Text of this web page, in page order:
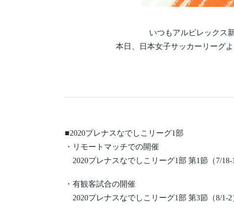
いつもアルビレックス
本日、日本女子サッカーリーグ
■2020プレナスなでしこリーグ1部
・リモートマッチでの開催
2020プレナスなでしこリーグ1部 第1節（7/18-
・有観客試合の開催
2020プレナスなでしこリーグ1部 第3節（8/1-2